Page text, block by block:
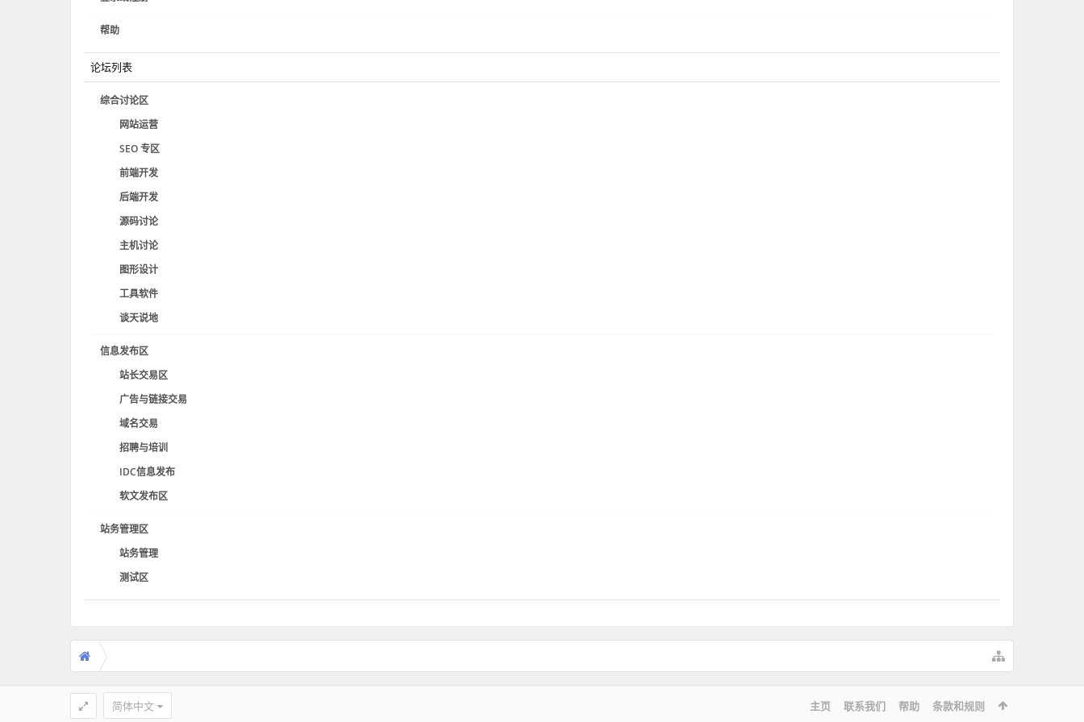
帮助
论坛列表
综合讨论区
网站运营
SEO 专区
前端开发
后端开发
源码讨论
主机讨论
图形设计
工具软件
谈天说地
信息发布区
站长交易区
广告与链接交易
域名交易
招聘与培训
IDC信息发布
软文发布区
站务管理区
站务管理
测试区
简体中文 主页 联系我们 帮助 条款和规则